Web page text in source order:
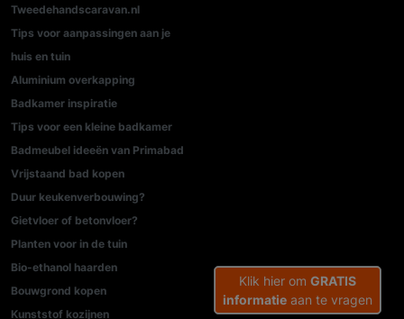
Tweedehandscaravan.nl
Tips voor aanpassingen aan je
huis en tuin
Aluminium overkapping
Badkamer inspiratie
Tips voor een kleine badkamer
Badmeubel ideeën van Primabad
Vrijstaand bad kopen
Duur keukenverbouwing?
Gietvloer of betonvloer?
Planten voor in de tuin
Bio-ethanol haarden
Bouwgrond kopen
Kunststof kozijnen
Klik hier om GRATIS
informatie aan te vragen